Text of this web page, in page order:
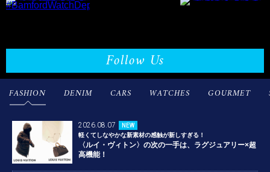
Follow Us
FASHION DENIM CARS WATCHES GOURMET
2026.08.07
NEW
軽くてしなやかな新素材の感触が新しすぎる！
〈ルイ・ヴィトン〉の次の一手は、ラグジュアリー×超
高機能！